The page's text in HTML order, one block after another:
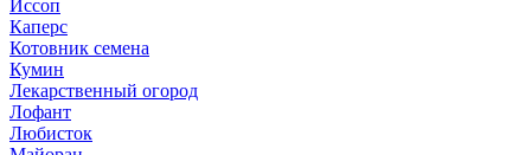
Иссоп
Каперс
Котовник семена
Кумин
Лекарственный огород
Лофант
Любисток